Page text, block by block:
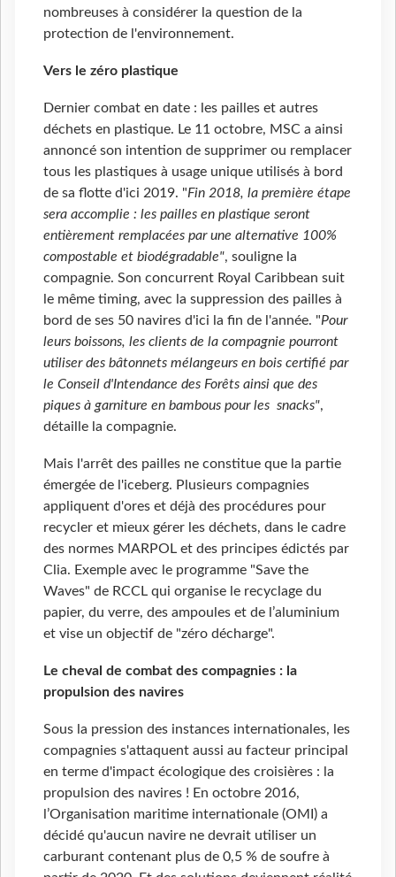
nombreuses à considérer la question de la
protection de l'environnement.
Vers le zéro plastique
Dernier combat en date : les pailles et autres
déchets en plastique. Le 11 octobre, MSC a ainsi
annoncé son intention de supprimer ou remplacer
tous les plastiques à usage unique utilisés à bord
de sa flotte d'ici 2019. "Fin 2018, la première étape
sera accomplie : les pailles en plastique seront
entièrement remplacées par une alternative 100%
compostable et biodégradable", souligne la
compagnie. Son concurrent Royal Caribbean suit
le même timing, avec la suppression des pailles à
bord de ses 50 navires d'ici la fin de l'année. "Pour
leurs boissons, les clients de la compagnie pourront
utiliser des bâtonnets mélangeurs en bois certifié par
le Conseil d'Intendance des Forêts ainsi que des
piques à garniture en bambous pour les snacks",
détaille la compagnie.
Mais l'arrêt des pailles ne constitue que la partie
émergée de l'iceberg. Plusieurs compagnies
appliquent d'ores et déjà des procédures pour
recycler et mieux gérer les déchets, dans le cadre
des normes MARPOL et des principes édictés par
Clia. Exemple avec le programme "Save the
Waves" de RCCL qui organise le recyclage du
papier, du verre, des ampoules et de l’aluminium
et vise un objectif de "zéro décharge".
Le cheval de combat des compagnies : la
propulsion des navires
Sous la pression des instances internationales, les
compagnies s'attaquent aussi au facteur principal
en terme d'impact écologique des croisières : la
propulsion des navires ! En octobre 2016,
l’Organisation maritime internationale (OMI) a
décidé qu'aucun navire ne devrait utiliser un
carburant contenant plus de 0,5 % de soufre à